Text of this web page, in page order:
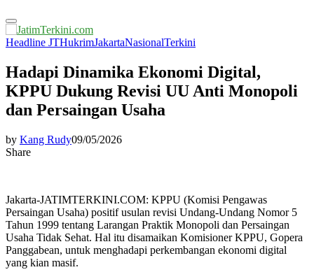
Primary
Menu
Headline JTHukrimJakartaNasionalTerkini
Hadapi Dinamika Ekonomi Digital,
KPPU Dukung Revisi UU Anti Monopoli
dan Persaingan Usaha
by Kang Rudy09/05/2026
Share
Jakarta-JATIMTERKINI.COM: KPPU (Komisi Pengawas
Persaingan Usaha) positif usulan revisi Undang-Undang Nomor 5
Tahun 1999 tentang Larangan Praktik Monopoli dan Persaingan
Usaha Tidak Sehat. Hal itu disamaikan Komisioner KPPU, Gopera
Panggabean, untuk menghadapi perkembangan ekonomi digital
yang kian masif.